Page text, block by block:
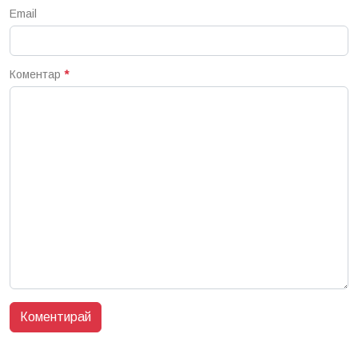
Email
Коментар *